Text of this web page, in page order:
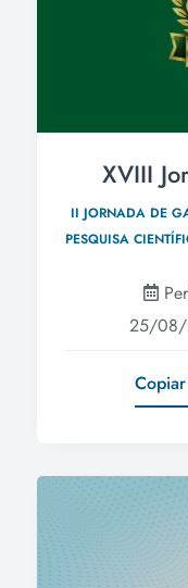
XVIII
II JORNADA DE
PESQUISA
25/